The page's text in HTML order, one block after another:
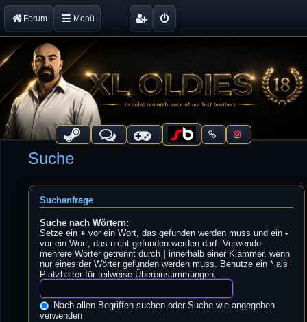
Forum Menü
Suche
Suchanfrage
Suche nach Wörtern:
Setze ein+ vor ein Wort, das gefunden werden muss und ein-
vor ein Wort, das nicht gefunden werden darf. Verwende
mehrere Wörter getrennt durch
innerhalb einer Klammer, wenn
nur eines der Wörter gefunden werden muss. Benutze ein * als
Platzhalter für teilweise Übereinstimmungen.
Nach allen Begriffen suchen oder Suche wie angegeben
verwenden